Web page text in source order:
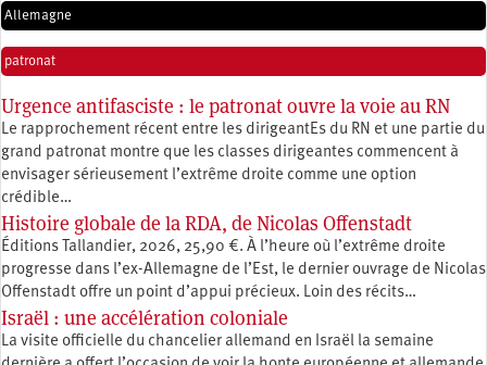
Allemagne
patronat
Urgence antifasciste : le patronat ouvre la voie au RN
Le rapprochement récent entre les dirigeantEs du RN et une partie du
grand patronat montre que les classes dirigeantes commencent à
envisager sérieusement l’extrême droite comme une option
crédible…
Histoire globale de la RDA, de Nicolas Offenstadt
Éditions Tallandier, 2026, 25,90 €. À l’heure où l’extrême droite
progresse dans l’ex-Allemagne de l’Est, le dernier ouvrage de Nicolas
Offenstadt offre un point d’appui précieux. Loin des récits…
Israël : une accélération coloniale
La visite officielle du chancelier allemand en Israël la semaine